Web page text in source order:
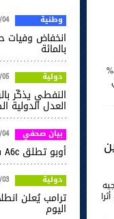
بذلك تراجعا مقارنة بشهر جوان الفارط الذي بلغت فيه 5,3%، وبعد أن كانت في حدود 5,5%
وطنية
بالمائة
دولية
النفطي يذكّر
العدل الدولية الصادر في
بيان صحفي
أوبو تطلق A6c في تونس
دولية
ترامب يُعلن
اليوم